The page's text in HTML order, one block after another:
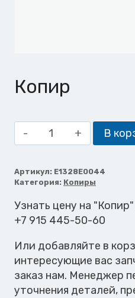
Копир
Количество
товара
В
Артикул: E1328E0044
Категория: Копиры
Узнать цену на
+7 915 445-50-60
Или добавляйте в
интересующие вас
заказ нам. Менеджер
уточнения деталей,